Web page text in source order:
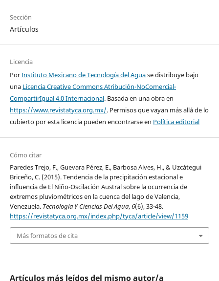
Sección
Artículos
Licencia
PorInstituto Mexicano de Tecnología del Aguase distribuye bajo
una Licencia Creative Commons Atribución-NoComercial-
CompartirIgual 4.0 Internacional. Basada en una obra en
https://www.revistatyca.org.mx/. Permisos que vayan más allá de lo
cubierto por esta licencia pueden encontrarse en Política editorial
Cómo citar
Paredes Trejo, F., Guevara Pérez, E., Barbosa Alves, H., & Uzcátegui
Briceño, C. (2015). Tendencia de la precipitación estacional e
influencia de El Niño-Oscilación Austral sobre la ocurrencia de
extremos pluviométricos en la cuenca del lago de Valencia,
Venezuela. Tecnología Y Ciencias Del Agua,6(6), 33-48.
https://revistatyca.org.mx/index.php/tyca/article/view/1159
Más formatos de cita
Artículos más leídos del mismo autor/a